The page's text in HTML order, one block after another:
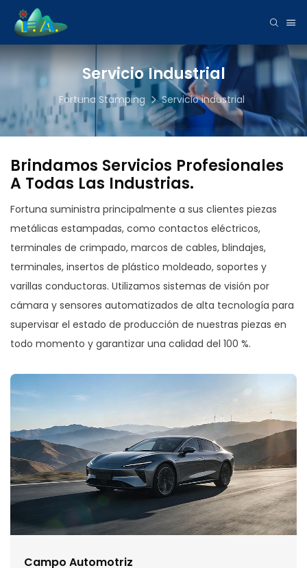
Servicio Industrial
Fortuna Stamping Servicio industrial
Brindamos Servicios Profesionales
A Todas Las Industrias.
Fortuna suministra principalmente a sus clientes piezas
metálicas estampadas, como contactos eléctricos,
terminales de crimpado, marcos de cables, blindajes,
terminales, insertos de plástico moldeado, soportes y
varillas conductoras. Utilizamos sistemas de visión por
cámara y sensores automatizados de alta tecnología para
supervisar el estado de producción de nuestras piezas en
todo momento y garantizar una calidad del 100 %.
Campo Automotriz